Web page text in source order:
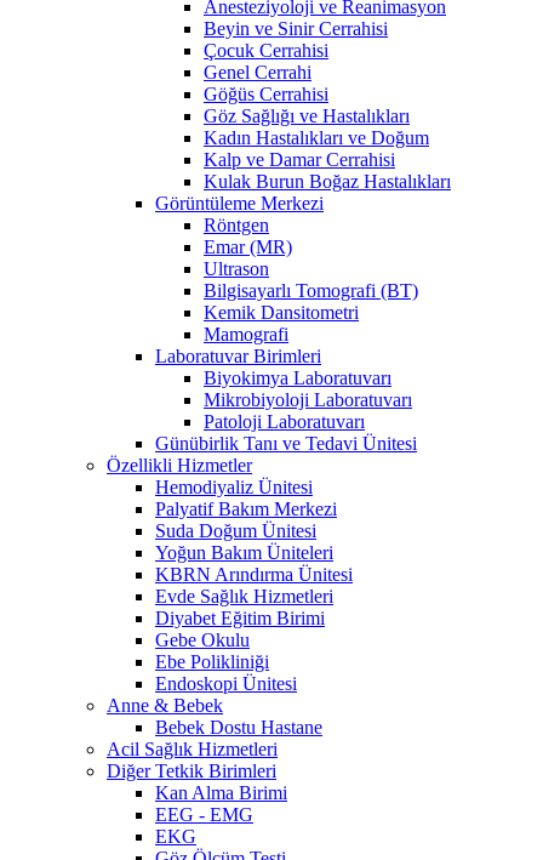
Anesteziyoloji ve Reanimasyon
Beyin ve Sinir Cerrahisi
Çocuk Cerrahisi
Genel Cerrahi
Göğüs Cerrahisi
Göz Sağlığı ve Hastalıkları
Kadın Hastalıkları ve Doğum
Kalp ve Damar Cerrahisi
Kulak Burun Boğaz Hastalıkları
Görüntüleme Merkezi
Röntgen
Emar (MR)
Ultrason
Bilgisayarlı Tomografi (BT)
Kemik Dansitometri
Mamografi
Laboratuvar Birimleri
Biyokimya Laboratuvarı
Mikrobiyoloji Laboratuvarı
Patoloji Laboratuvarı
Günübirlik Tanı ve Tedavi Ünitesi
Özellikli Hizmetler
Hemodiyaliz Ünitesi
Palyatif Bakım Merkezi
Suda Doğum Ünitesi
Yoğun Bakım Üniteleri
KBRN Arındırma Ünitesi
Evde Sağlık Hizmetleri
Diyabet Eğitim Birimi
Gebe Okulu
Ebe Polikliniği
Endoskopi Ünitesi
Anne & Bebek
Bebek Dostu Hastane
Acil Sağlık Hizmetleri
Diğer Tetkik Birimleri
Kan Alma Birimi
EEG - EMG
EKG